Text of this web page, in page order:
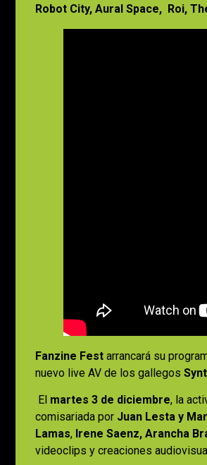
Robot City, Aural Space, Roi,
Fanzine Fest arrancará su
nuevo live AV de los gallegos
El martes 3 de diciembre, la
comisariada por Juan Lesta y
Lamas, Irene Saenz, Arancha
videoclips y creaciones